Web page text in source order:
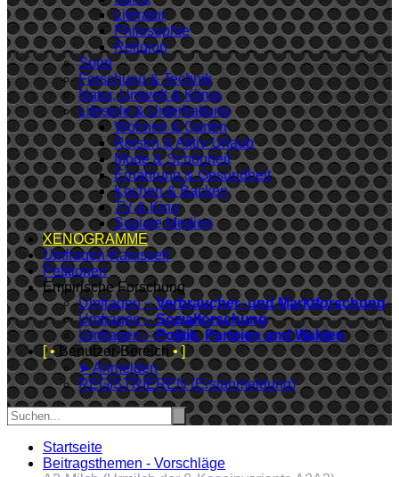
Literatur
Philosophie
Religion
Sport
Forschung & Technik
Natur, Umwelt & Klima
Lifestyle & Unterhaltung
Wohnen & Garten
Reisen & Aktiv-Urlaub
Mode & Schönheit
Ernährung & Gesundheit
Kochen & Backen
TV & Kino
Soziale Medien
XENOGRAMME
Umfragen-Karussell
Petitionen
Empirische Forschung
Umfragen –Verbraucher- und Marktforschung
Umfragen –Sozialforschung
Umfragen –Politik, Parteien und Wahlen
[ •Benutzer-Bereich• ]
➤ Anmelden
REGISTRIEREN (Erstanmeldung)
Startseite
Beitragsthemen - Vorschläge